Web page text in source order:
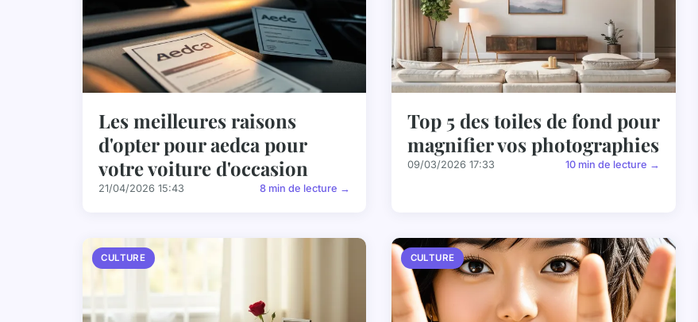
Les meilleures raisons
d'opter pour aedca pour
votre voiture d'occasion
21/04/2026 15:43 8 min de lecture →
Top 5 des toiles de fond pour
magnifier vos photographies
09/03/2026 17:33 10 min de lecture →
CULTURE CULTURE